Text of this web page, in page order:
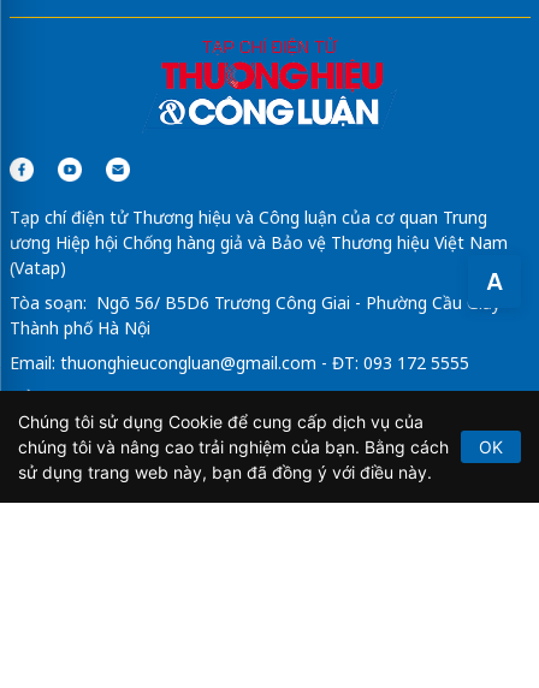
A
Tạp chí điện tử Thương hiệu và Công luận của cơ quan Trung
ương Hiệp hội Chống hàng giả và Bảo vệ Thương hiệu Việt Nam
(Vatap)
Tòa soạn: Ngõ 56/ B5D6 Trương Công Giai - Phường Cầu Giấy -
Thành phố Hà Nội
Email: thuonghieucongluan@gmail.com - ĐT: 093 172 5555
Tổng Biên Tập: Vũ Đức Thuận
Giấy phép hoạt động báo chí điện tử số 64/GP-BTTTT do Bộ
Thông tin và Truyền thông cấp ngày 21/2/2020.
Chúng tôi sử dụng Cookie để cung cấp dịch vụ của
chúng tôi và nâng cao trải nghiệm của bạn. Bằng cách
sử dụng trang web này, bạn đã đồng ý với điều này.
OK